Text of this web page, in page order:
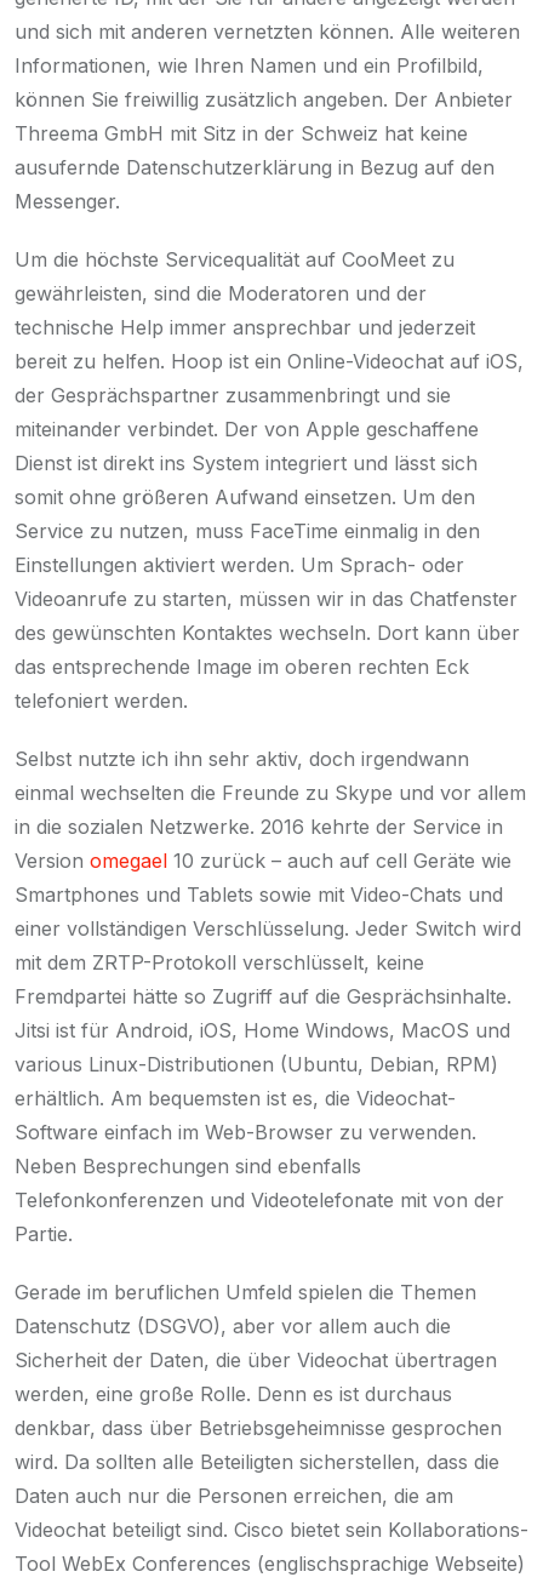
und sich mit anderen vernetzten können. Alle weiteren
Informationen, wie Ihren Namen und ein Profilbild,
können Sie freiwillig zusätzlich angeben. Der Anbieter
Threema GmbH mit Sitz in der Schweiz hat keine
ausufernde Datenschutzerklärung in Bezug auf den
Messenger.
Um die höchste Servicequalität auf CooMeet zu
gewährleisten, sind die Moderatoren und der
technische Help immer ansprechbar und jederzeit
bereit zu helfen. Hoop ist ein Online-Videochat auf iOS,
der Gesprächspartner zusammenbringt und sie
miteinander verbindet. Der von Apple geschaffene
Dienst ist direkt ins System integriert und lässt sich
somit ohne größeren Aufwand einsetzen. Um den
Service zu nutzen, muss FaceTime einmalig in den
Einstellungen aktiviert werden. Um Sprach- oder
Videoanrufe zu starten, müssen wir in das Chatfenster
des gewünschten Kontaktes wechseln. Dort kann über
das entsprechende Image im oberen rechten Eck
telefoniert werden.
Selbst nutzte ich ihn sehr aktiv, doch irgendwann
einmal wechselten die Freunde zu Skype und vor allem
in die sozialen Netzwerke. 2016 kehrte der Service in
Version omegael 10 zurück – auch auf cell Geräte wie
Smartphones und Tablets sowie mit Video-Chats und
einer vollständigen Verschlüsselung. Jeder Switch wird
mit dem ZRTP-Protokoll verschlüsselt, keine
Fremdpartei hätte so Zugriff auf die Gesprächsinhalte.
Jitsi ist für Android, iOS, Home Windows, MacOS und
various Linux-Distributionen (Ubuntu, Debian, RPM)
erhältlich. Am bequemsten ist es, die Videochat-
Software einfach im Web-Browser zu verwenden.
Neben Besprechungen sind ebenfalls
Telefonkonferenzen und Videotelefonate mit von der
Partie.
Gerade im beruflichen Umfeld spielen die Themen
Datenschutz (DSGVO), aber vor allem auch die
Sicherheit der Daten, die über Videochat übertragen
werden, eine große Rolle. Denn es ist durchaus
denkbar, dass über Betriebsgeheimnisse gesprochen
wird. Da sollten alle Beteiligten sicherstellen, dass die
Daten auch nur die Personen erreichen, die am
Videochat beteiligt sind. Cisco bietet sein Kollaborations-
Tool WebEx Conferences (englischsprachige Webseite)